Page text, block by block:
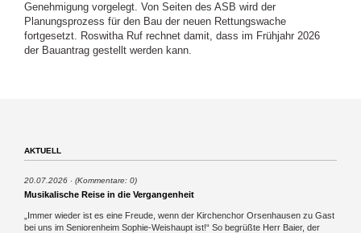
Genehmigung vorgelegt. Von Seiten des ASB wird der
Planungsprozess für den Bau der neuen Rettungswache
fortgesetzt. Roswitha Ruf rechnet damit, dass im Frühjahr 2026
der Bauantrag gestellt werden kann.
AKTUELL
20.07.2026 (Kommentare: 0)
Musikalische Reise in die Vergangenheit
„Immer wieder ist es eine Freude, wenn der Kirchenchor Orsenhausen zu Gast
bei uns im Seniorenheim Sophie-Weishaupt ist!“ So begrüßte Herr Baier, der